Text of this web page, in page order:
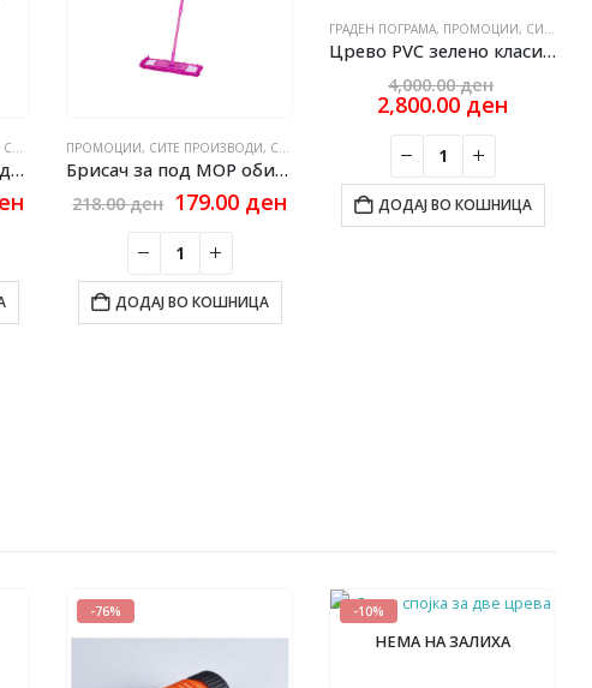
СИТЕ ПРОИЗВОДИ
Ножици за жива ограда обични зелени
Current
ПРОМОЦИИ, СИТЕ ПРОИЗВОДИ, СРЕДСВА ЗА ХИГИЕНА
Брисач за под MOP обична со рачка
218.00ден Original
was:
218.00 ден.
179.00 денCurrent
ДОДАЈ ВО КОШНИЦА
ГРАДЕН ПОГРАМА, ПРОМОЦИИ, СИТЕ ПРОИЗВОДИ
Црево PVC зелено класик 3/4 MKD Ф19 12 kg 50m
4,000.00ден
price
2,800.00ден
ДОДАЈ ВО КОШНИЦА
-76% -10%
НЕМА НА ЗАЛИХА